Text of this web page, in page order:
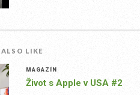
LIKE
MAGAZÍN
Život s Apple v USA #2